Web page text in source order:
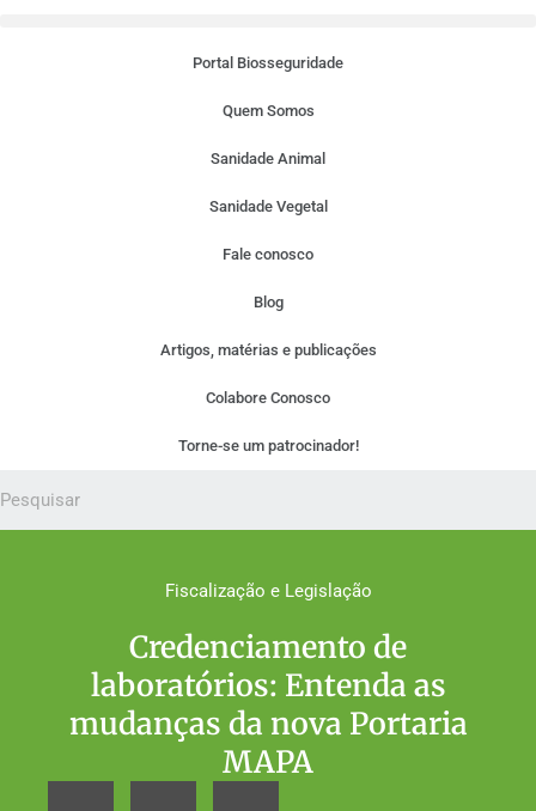
Portal Biosseguridade
Quem Somos
Sanidade Animal
Sanidade Vegetal
Fale conosco
Blog
Artigos, matérias e publicações
Colabore Conosco
Torne-se um patrocinador!
Fiscalização e Legislação
Credenciamento de
laboratórios: Entenda as
mudanças da nova Portaria
MAPA